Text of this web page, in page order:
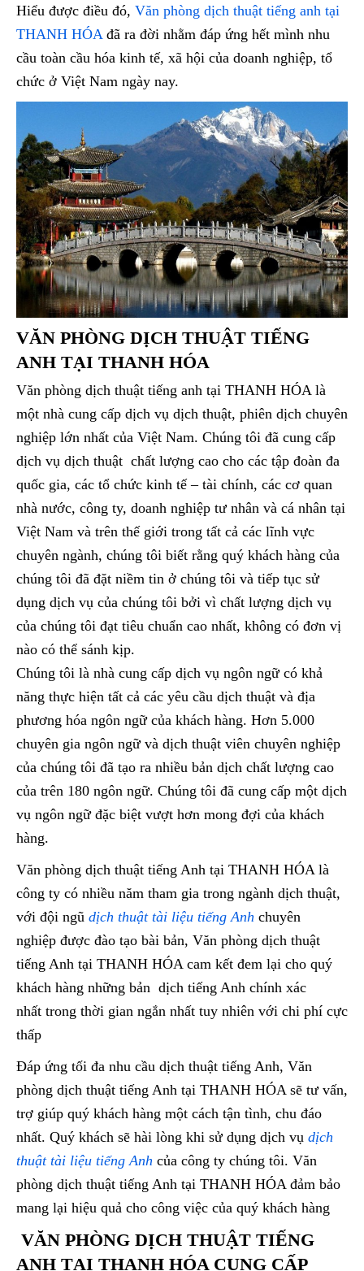
Hiểu được điều đó, Văn phòng dịch thuật tiếng anh tại
THANH HÓAđã ra đời nhằm đáp ứng hết mình nhu
cầu toàn cầu hóa kinh tế, xã hội của doanh nghiệp, tổ
chức ở Việt Nam ngày nay.
VĂN PHÒNG DỊCH THUẬT TIẾNG
ANH TẠI THANH HÓA
Văn phòng dịch thuật tiếng anh tại THANH HÓA là
một nhà cung cấp dịch vụ dịch thuật, phiên dịch chuyên
nghiệp lớn nhất của Việt Nam. Chúng tôi đã cung cấp
dịch vụ dịch thuật chất lượng cao cho các tập đoàn đa
quốc gia, các tổ chức kinh tế – tài chính, các cơ quan
nhà nước, công ty, doanh nghiệp tư nhân và cá nhân tại
Việt Nam và trên thế giới trong tất cả các lĩnh vực
chuyên ngành, chúng tôi biết rằng quý khách hàng của
chúng tôi đã đặt niềm tin ở chúng tôi và tiếp tục sử
dụng dịch vụ của chúng tôi bởi vì chất lượng dịch vụ
của chúng tôi đạt tiêu chuẩn cao nhất, không có đơn vị
nào có thể sánh kịp.
Chúng tôi là nhà cung cấp dịch vụ ngôn ngữ có khả
năng thực hiện tất cả các yêu cầu dịch thuật và địa
phương hóa ngôn ngữ của khách hàng. Hơn 5.000
chuyên gia ngôn ngữ và dịch thuật viên chuyên nghiệp
của chúng tôi đã tạo ra nhiều bản dịch chất lượng cao
của trên 180 ngôn ngữ. Chúng tôi đã cung cấp một dịch
vụ ngôn ngữ đặc biệt vượt hơn mong đợi của khách
hàng.
Văn phòng dịch thuật tiếng Anh tại THANH HÓA là
công ty có nhiều năm tham gia trong ngành dịch thuật,
với đội ngũ dịch thuật tài liệu tiếng Anh chuyên
nghiệp được đào tạo bài bản, Văn phòng dịch thuật
tiếng Anh tại THANH HÓA cam kết đem lại cho quý
khách hàng những bản dịch tiếng Anh chính xác
nhất trong thời gian ngắn nhất tuy nhiên với chi phí cực
thấp
Đáp ứng tối đa nhu cầu dịch thuật tiếng Anh, Văn
phòng dịch thuật tiếng Anh tại THANH HÓA sẽ tư vấn,
trợ giúp quý khách hàng một cách tận tình, chu đáo
nhất. Quý khách sẽ hài lòng khi sử dụng dịch vụ dịch
thuật tài liệu tiếng Anh của công ty chúng tôi. Văn
phòng dịch thuật tiếng Anh tại THANH HÓA đảm bảo
mang lại hiệu quả cho công việc của quý khách hàng
VĂN PHÒNG DỊCH THUẬT TIẾNG
ANH TẠI THANH HÓA CUNG CẤP